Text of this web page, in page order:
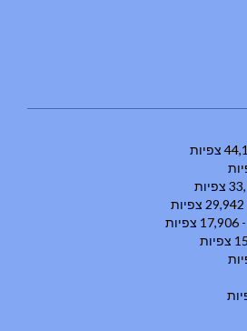
- 17,906 צפיות